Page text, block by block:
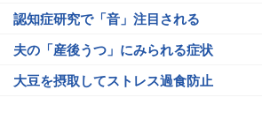
認知症研究で「音」注目される
夫の「産後うつ」にみられる症状
大豆を摂取してストレス過食防止